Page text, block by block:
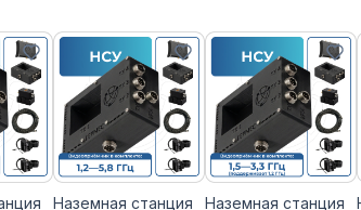
Наземная станция
Наземная станция